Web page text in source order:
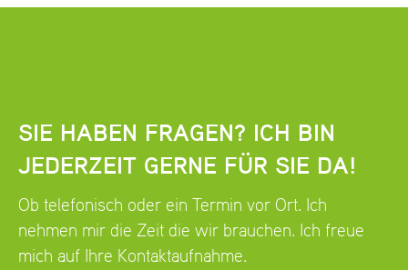
SIE HABEN FRAGEN? ICH BIN
JEDERZEIT GERNE FÜR SIE DA!
Ob telefonisch oder ein Termin vor Ort. Ich
nehmen mir die Zeit die wir brauchen. Ich freue
mich auf Ihre Kontaktaufnahme.